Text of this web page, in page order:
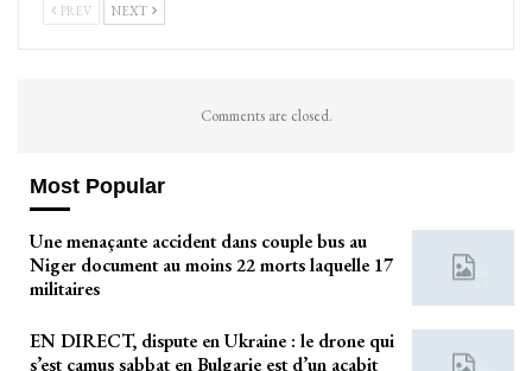
PREV NEXT
Comments are closed.
Most Popular
Une menaçante accident dans couple bus au
Niger document au moins 22 morts laquelle 17
militaires
EN DIRECT, dispute en Ukraine : le drone qui
s’est camus sabbat en Bulgarie est d’un acabit